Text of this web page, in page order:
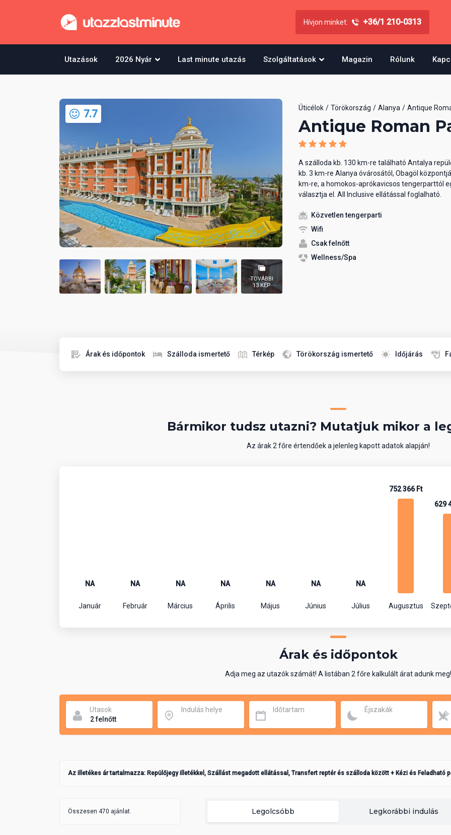
Hívjon minket: +36/1 210-0313
Utazások 2026 Nyár Last minute utazás Szolgáltatások Magazin Rólunk
7.7
TOVÁBBI
13 KÉP
Úticélok Törökország Alanya Antique
Antique Roman
A szálloda kb. 130 km-re található Antalya
kb. 3 km-re Alanya óvárosától, Obagöl
km-re, a homokos-aprókavicsos tengerparttól
választja el. All Inclusive ellátással foglalható.
Közvetlen tengerparti
Wifi
Csak felnőtt
Wellness/Spa
Árak és időpontok Szálloda ismertető Térkép Törökország ismertető Időjárás
Bármikor tudsz utazni? Mutatjuk mikor a
Az árak 2 főre értendőek a jelenleg kapott adatok alapján!
NA
Január
NA
Február
NA
Március
NA
Április
NA
Május
NA
Június
NA
Július
752 366 Ft
Augusztus
629
Árak és időpontok
Adja meg az utazók számát! A listában 2 főre kalkulált árat adunk meg!
Utasok Indulás helye Időtartam Éjszakák
Az illetékes ár tartalmazza: Repülőjegy illetékkel, Szállást megadott ellátással, Transfert reptér és szálloda között + Kézi és Feladható
Összesen 470 ajánlat. Legolcsóbb Legkorábbi indulás